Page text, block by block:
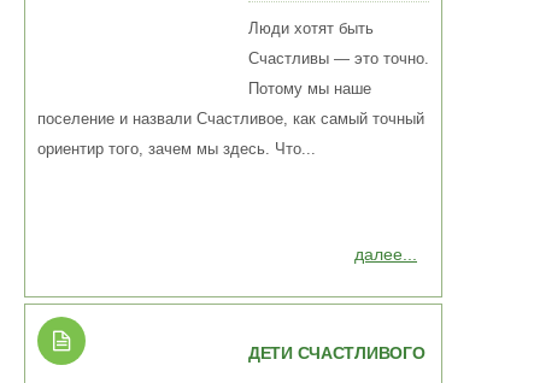
далее...
Люди хотят быть
Счастливы — это точно.
Потому мы наше
поселение и назвали Счастливое, как самый точный
ориентир того, зачем мы здесь. Что...
ДЕТИ СЧАСТЛИВОГО